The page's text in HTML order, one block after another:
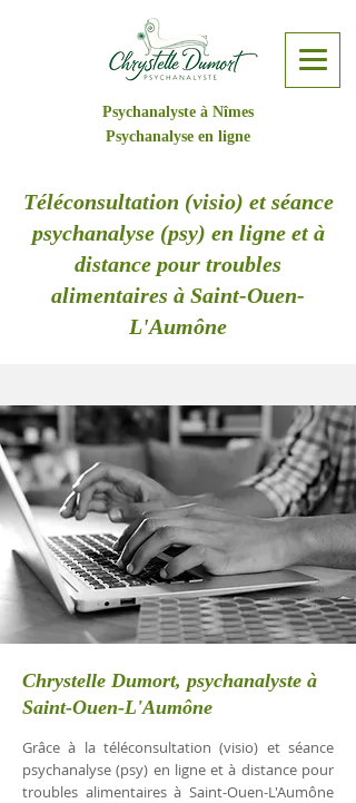
Psychanalyste à Nîmes
Psychanalyse en ligne
Téléconsultation (visio) et séance
psychanalyse (psy) en ligne et à
distance pour troubles
alimentaires à Saint-Ouen-
L'Aumône
Chrystelle Dumort, psychanalyste à
Saint-Ouen-L'Aumône
Grâce à la téléconsultation (visio) et séance
psychanalyse (psy) en ligne et à distance pour
troubles alimentaires à Saint-Ouen-L'Aumône